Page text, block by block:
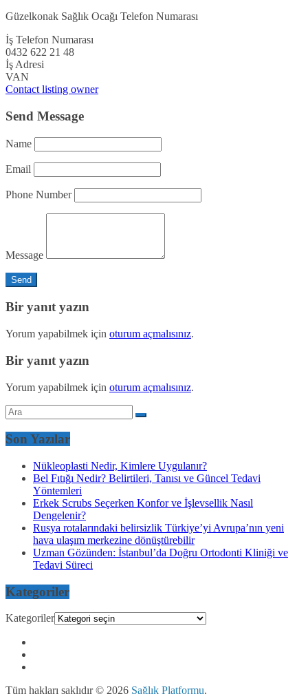
Güzelkonak Sağlık Ocağı Telefon Numarası
İş Telefon Numarası
0432 622 21 48
İş Adresi
VAN
Contact listing owner
Send Message
Name
Email
Phone Number
Message
Bir yanıt yazın
Yorum yapabilmek için oturum açmalısınız.
Bir yanıt yazın
Yorum yapabilmek için oturum açmalısınız.
Son Yazılar
Nükleoplasti Nedir, Kimlere Uygulanır?
Bel Fıtığı Nedir? Belirtileri, Tanısı ve Güncel Tedavi
Yöntemleri
Erkek Scrubs Seçerken Konfor ve İşlevsellik Nasıl
Dengelenir?
Rusya rotalarındaki belirsizlik Türkiye’yi Avrupa’nın yeni
hava ulaşım merkezine dönüştürebilir
Uzman Gözünden: İstanbul’da Doğru Ortodonti Kliniği ve
Tedavi Süreci
Kategoriler
Kategoriler
Tüm hakları saklıdır © 2026 Sağlık Platformu.